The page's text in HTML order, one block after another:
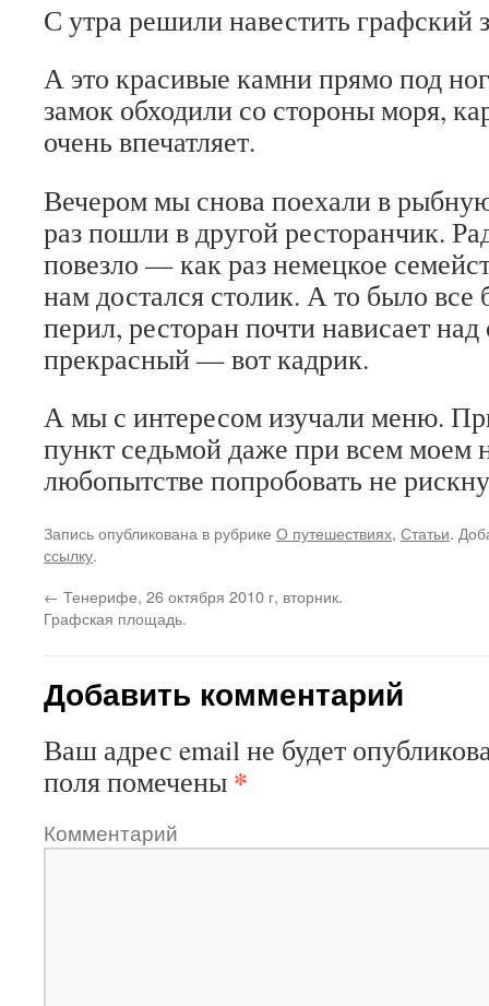
С утра решили навестить графский
А это красивые камни прямо под
замок обходили со стороны моря,
очень впечатляет.
Вечером мы снова поехали в
раз пошли в другой ресторанчик.
повезло — как раз немецкое
нам достался столик. А то было
перил, ресторан почти нависает
прекрасный — вот кадрик.
А мы с интересом изучали меню.
пункт седьмой даже при всем моем
любопытстве попробовать не
Запись опубликована в рубрике О путешествиях, Статьи.
ссылку.
← Тенерифе, 26 октября 2010 г, вторник.
Графская площадь.
Добавить комментарий
Ваш адрес email не будет
поля помечены *
Комментарий